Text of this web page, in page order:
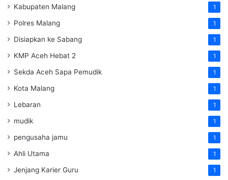
Kabupaten Malang 1
Polres Malang 1
Disiapkan ke Sabang 1
KMP Aceh Hebat 2 1
Sekda Aceh Sapa Pemudik 1
Kota Malang 1
Lebaran 1
mudik 1
pengusaha jamu 1
Ahli Utama 1
Jenjang Karier Guru 1